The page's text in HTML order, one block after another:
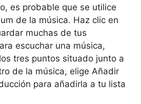
es probable que se utilice
de la música. Haz clic en
muchas de tus
escuchar una música,
tres puntos situado junto a
de la música, elige Añadir
para añadirla a tu lista